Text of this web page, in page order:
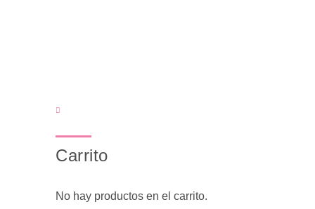
Carrito
No hay productos en el carrito.